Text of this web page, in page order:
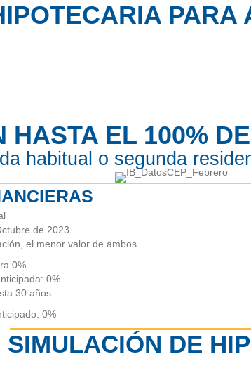
PARA
HASTA EL 100%
habitual o segunda
de 2023
el menor valor de ambos
0%
0%
30 años
0%
SIMULACIÓN DE